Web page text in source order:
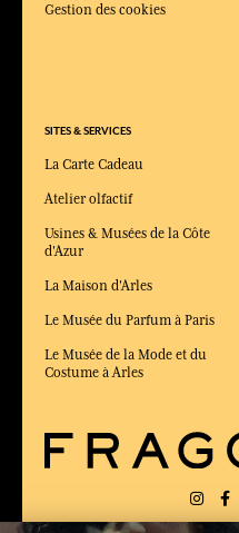
Gestion des cookies
SITES & SERVICES
La Carte Cadeau
Atelier olfactif
Usines & Musées de la Côte
d'Azur
La Maison d'Arles
Le Musée du Parfum à Paris
Le Musée de la Mode et du
Costume à Arles